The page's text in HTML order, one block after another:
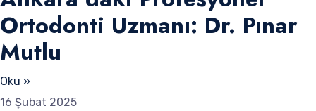
Ortodonti Uzmanı: Dr. Pınar
Mutlu
Oku »
16 Şubat 2025